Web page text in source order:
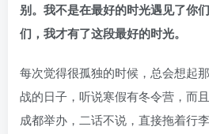
别。我不是在最好的时光遇见了你
们，我才有了这段最好的时光。
每次觉得很孤独的时候，总会想起
战的日子，听说寒假有冬令营，而
成都举办，二话不说，直接拖着行